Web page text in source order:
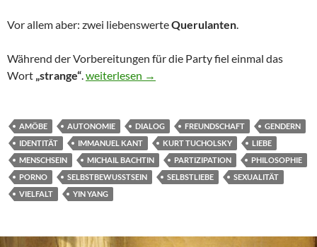
Vor allem aber: zwei liebenswerteQuerulanten.
Während der Vorbereitungen für die Party fiel einmal das
Wort „strange“.Bachtin, Tucholsky und ich
weiterlesen →
AMÖBE AUTONOMIE DIALOG FREUNDSCHAFT
GENDERN
IDENTITÄT
IMMANUEL KANT KURT TUCHOLSKY
LIEBE
MENSCHSEIN
MICHAIL BACHTIN PARTIZIPATION
PHILOSOPHIE
PORNO
SELBSTBEWUSSTSEIN SELBSTLIEBE
SEXUALITÄT
VIELFALT
YIN YANG